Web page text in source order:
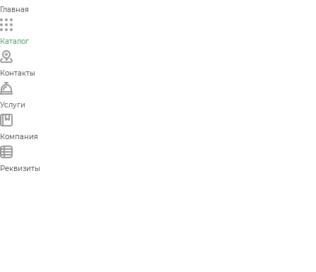
Главная
Каталог
Контакты
Услуги
Компания
Реквизиты